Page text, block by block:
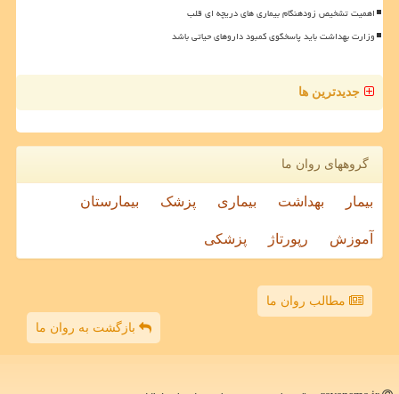
اهمیت تشخیص زودهنگام بیماری های دریچه ای قلب
وزارت بهداشت باید پاسخگوی کمبود داروهای حیاتی باشد
جدیدترین ها
گروههای روان ما
بیمار بهداشت بیماری پزشک بیمارستان
آموزش رپورتاژ پزشکی
مطالب روان ما
بازگشت به روان ما